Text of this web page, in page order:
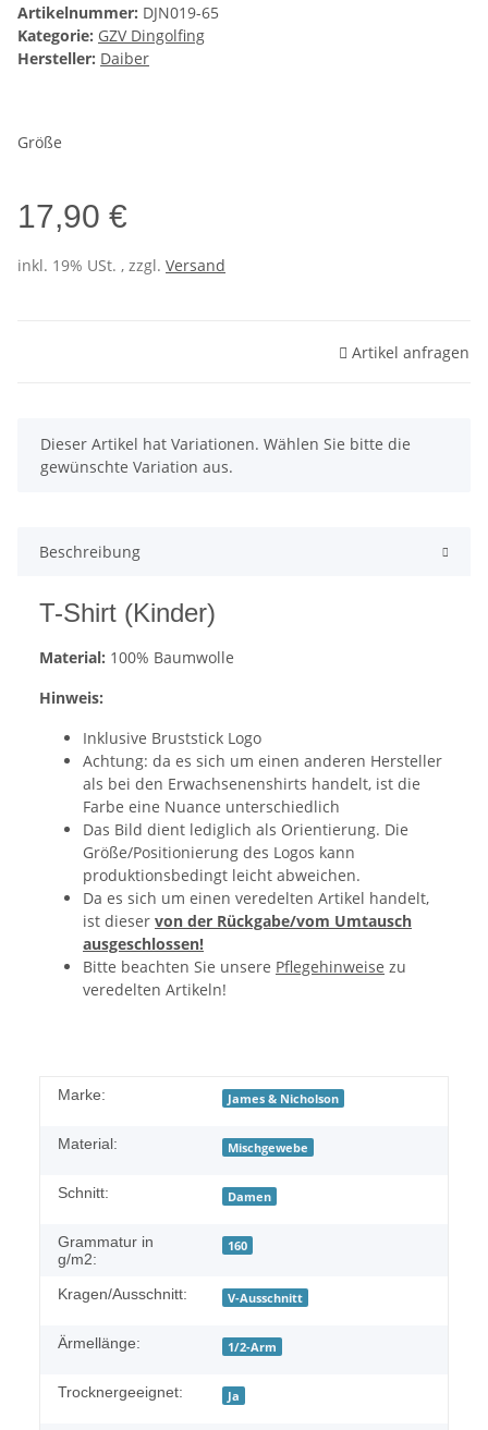
Artikelnummer: DJN019-65
Kategorie: GZV Dingolfing
Hersteller: Daiber
Größe
17,90 €
inkl. 19% USt. , zzgl. Versand
Artikel anfragen
x
Dieser Artikel hat Variationen. Wählen Sie bitte die
gewünschte Variation aus.
Beschreibung
T-Shirt (Kinder)
Material: 100% Baumwolle
Hinweis:
Inklusive Bruststick Logo
Achtung: da es sich um einen anderen Hersteller
als bei den Erwachsenenshirts handelt, ist die
Farbe eine Nuance unterschiedlich
Das Bild dient lediglich als Orientierung. Die
Größe/Positionierung des Logos kann
produktionsbedingt leicht abweichen.
Da es sich um einen veredelten Artikel handelt,
ist dieser von der Rückgabe/vom Umtausch
ausgeschlossen!
Bitte beachten Sie unsere Pflegehinweise zu
veredelten Artikeln!
Marke: James & Nicholson
Material: Mischgewebe
Schnitt: Damen
Grammatur in
g/m2:
160
Kragen/Ausschnitt: V-Ausschnitt
Ärmellänge: 1/2-Arm
Trocknergeeignet: Ja